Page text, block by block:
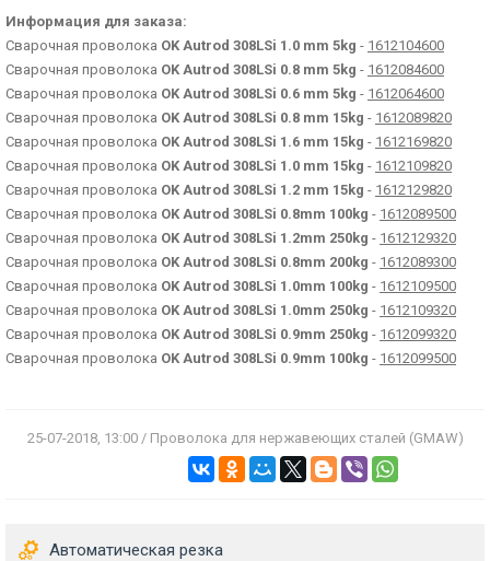
Информация для заказа:
Сварочная проволока OK Autrod 308LSi 1.0 mm 5kg - 1612104600
Сварочная проволока OK Autrod 308LSi 0.8 mm 5kg - 1612084600
Сварочная проволока OK Autrod 308LSi 0.6 mm 5kg - 1612064600
Сварочная проволока OK Autrod 308LSi 0.8 mm 15kg - 1612089820
Сварочная проволока OK Autrod 308LSi 1.6 mm 15kg - 1612169820
Сварочная проволока OK Autrod 308LSi 1.0 mm 15kg - 1612109820
Сварочная проволока OK Autrod 308LSi 1.2 mm 15kg - 1612129820
Сварочная проволока OK Autrod 308LSi 0.8mm 100kg - 1612089500
Сварочная проволока OK Autrod 308LSi 1.2mm 250kg - 1612129320
Сварочная проволока OK Autrod 308LSi 0.8mm 200kg - 1612089300
Сварочная проволока OK Autrod 308LSi 1.0mm 100kg - 1612109500
Сварочная проволока OK Autrod 308LSi 1.0mm 250kg - 1612109320
Сварочная проволока OK Autrod 308LSi 0.9mm 250kg - 1612099320
Сварочная проволока OK Autrod 308LSi 0.9mm 100kg - 1612099500
25-07-2018, 13:00 / Проволока для нержавеющих сталей (GMAW)
Автоматическая резка